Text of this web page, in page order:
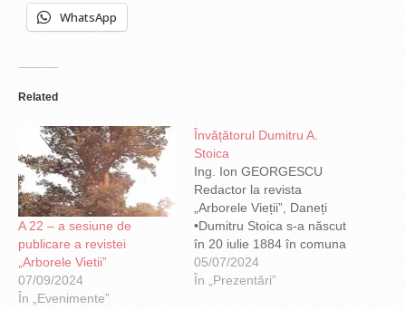
WhatsApp
Related
A 22 – a sesiune de
publicare a revistei
„Arborele Vietii”
07/09/2024
În „Evenimente”
Învățătorul Dumitru A.
Stoica
Ing. Ion GEORGESCU
Redactor la revista
„Arborele Vieții”, Daneți
•Dumitru Stoica s‐a născut
în 20 iulie 1884 în comuna
Locusteni, satul Daneți,
Plasa Sadova, judeţul Dolj,
05/07/2024
În „Prezentări”